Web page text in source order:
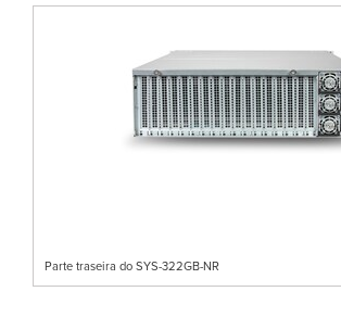
Parte traseira do SYS-322GB-NR